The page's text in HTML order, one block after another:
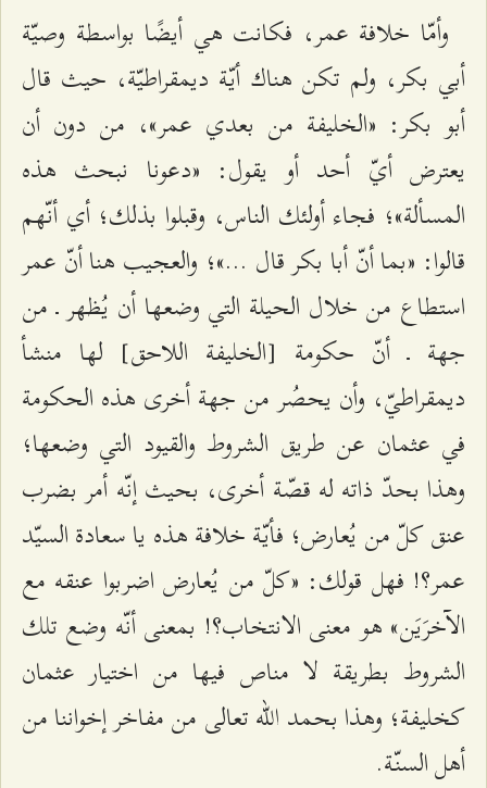
وأمّا خلافة عمر، فكانت هي أيضًا بواسطة وصيّة
أبي بكر، ولم تكن هناك أيّة ديمقراطيّة، حيث قال
أبو بكر: «الخليفة من بعدي عمر»، من دون أن
يعترض أيّ أحد أو يقول: «دعونا نبحث هذه
المسألة»؛ فجاء أولئك الناس، وقبلوا بذلك؛ أي أنّهم
قالوا: «بما أنّ أبا بكر قال ...»؛ والعجيب هنا أنّ عمر
استطاع من خلال الحيلة التي وضعها أن يُظهر ـ من
جهة ـ أنّ حكومة [الخليفة اللاحق] لها منشأ
ديمقراطيّ، وأن يحصُر من جهة أخرى هذه الحكومة
في عثمان عن طريق الشروط والقيود التي وضعها؛
وهذا بحدّ ذاته له قصّة أخرى، بحيث إنّه أمر بضرب
عنق كلّ من يُعارض؛ فأيّة خلافة هذه يا سعادة السيّد
عمر؟! فهل قولك: «كلّ من يُعارض اضربوا عنقه مع
الآخرَيَن» هو معنى الانتخاب؟! بمعنى أنّه وضع تلك
الشروط بطريقة لا مناص فيها من اختيار عثمان
كخليفة؛ وهذا بحمد الله تعالى من مفاخر إخواننا من
أهل السنّة.